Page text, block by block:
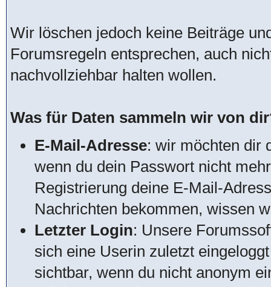
Wir löschen jedoch keine Beiträge
Forumsregeln entsprechen, auch
nachvollziehbar halten wollen.
Was für Daten sammeln wir von
E-Mail-Adresse: wir möchten dir
wenn du dein Passwort nicht
Registrierung deine E-Mail-
Nachrichten bekommen, wissen
Letzter Login: Unsere
sich eine Userin zuletzt
sichtbar, wenn du nicht anonym